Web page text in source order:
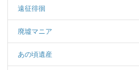
遠征徘徊
廃墟マニア
あの頃遺産